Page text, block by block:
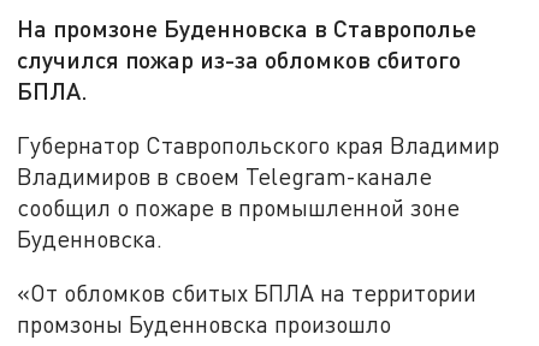
На промзоне Буденновска в Ставрополье
случился пожар из-за обломков сбитого
БПЛА.
Губернатор Ставропольского края Владимир
Владимиров в своем Telegram-канале
сообщил о пожаре в промышленной зоне
Буденновска.
«От обломков сбитых БПЛА на территории
промзоны Буденновска произошло